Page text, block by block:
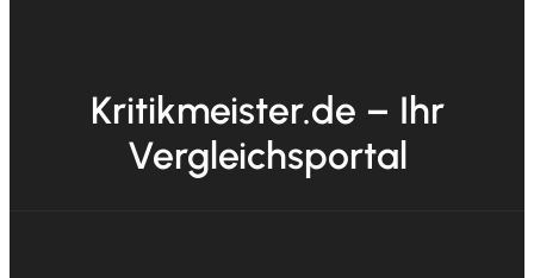
Kritikmeister.de – Ihr
Vergleichsportal